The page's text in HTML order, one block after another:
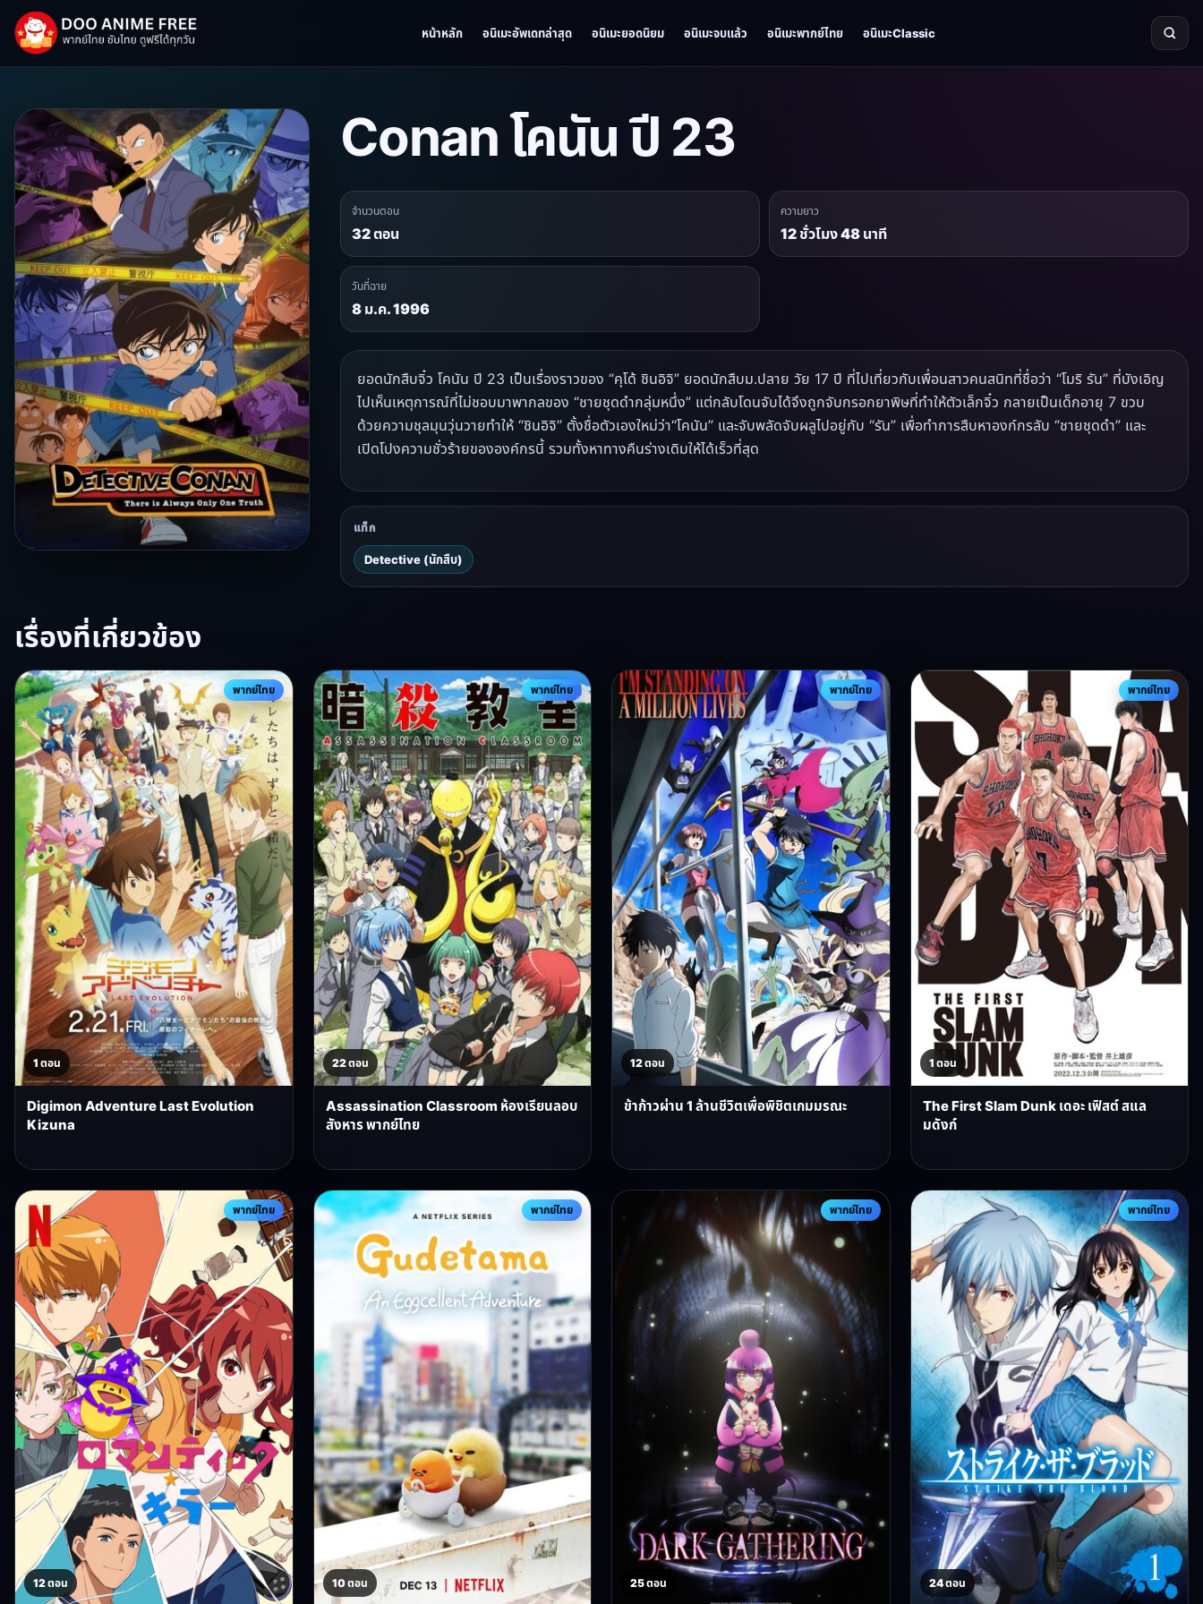
หน้าหลัก อนิเมะอัพเดทล่าสุด อนิเมะยอดนิยม อนิเมะจบแล้ว อนิเมะพากย์ไทย อนิเมะClassic
Conan โคนัน ปี 23
จำนวนตอน
32 ตอน
ความยาว
12 ชั่วโมง 48 นาที
วันที่ฉาย
8 ม.ค. 1996
ยอดนักสืบจิ๋ว โคนัน ปี 23 เป็นเรื่องราวของ “คุโด้ ชินอิจิ” ยอดนักสืบม.ปลาย วัย 17 ปี ที่ไปเที่ยวกับเพื่อนสาวคนสนิทที่ชื่อว่า “โมริ รัน” ที่บังเอิญ
ไปเห็นเหตุการณ์ที่ไม่ชอบมาพากลของ “ชายชุดดำกลุ่มหนึ่ง” แต่กลับโดนจับได้จึงถูกจับกรอกยาพิษที่ทำให้ตัวเล็กจิ๋ว กลายเป็นเด็กอายุ 7 ขวบ
ด้วยความชุลมุนวุ่นวายทำให้ “ชินอิจิ” ตั้งชื่อตัวเองใหม่ว่า“โคนัน” และจับพลัดจับผลูไปอยู่กับ “รัน” เพื่อทำการสืบหาองก์กรลับ “ชายชุดดำ” และ
เปิดโปงความชั่วร้ายขององค์กรนี้ รวมทั้งหาทางคืนร่างเดิมให้ได้เร็วที่สุด
แท็ก
Detective (นักสืบ)
เรื่องที่เกี่ยวข้อง
พากย์ไทย
1 ตอน
Digimon Adventure Last Evolution
Kizuna
พากย์ไทย
22 ตอน
Assassination Classroom ห้องเรียนลอบ
สังหาร พากย์ไทย
พากย์ไทย
12 ตอน
ข้าก้าวผ่าน 1 ล้านชีวิตเพื่อพิชิตเกมมรณะ
พากย์ไทย
1 ตอน
The First Slam Dunk เดอะ เฟิสต์ สแล
มดังก์
พากย์ไทย
12 ตอน
พากย์ไทย
10 ตอน
พากย์ไทย
25 ตอน
พากย์ไทย
24 ตอน